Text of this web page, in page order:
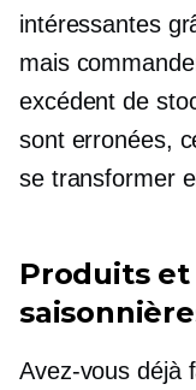
intéressantes
mais
excédent de
sont erronées,
se transformer
Produits
Avez-vous déjà